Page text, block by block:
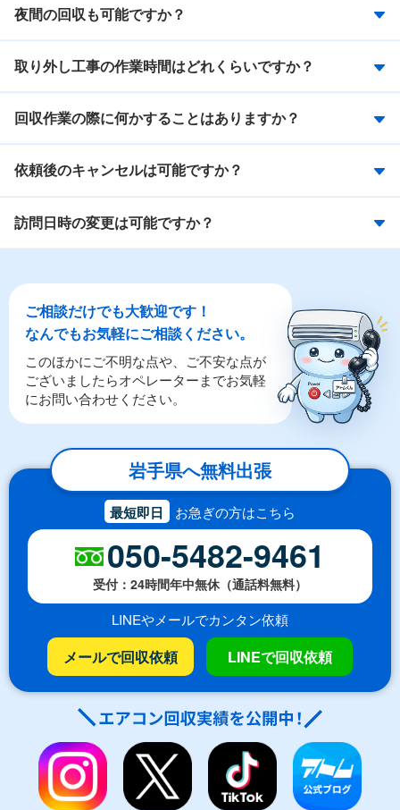
夜間の回収も可能ですか？
取り外し工事の作業時間はどれくらいですか？
回収作業の際に何かすることはありますか？
依頼後のキャンセルは可能ですか？
訪問日時の変更は可能ですか？
ご相談だけでも大歓迎です！
なんでもお気軽にご相談ください。
このほかにご不明な点や、ご不安な点が
ございましたらオペレーターまでお気軽
にお問い合わせください。
岩手県へ無料出張
最短即日 お急ぎの方はこちら
050-5482-9461
受付：24時間年中無休（通話料無料）
LINEやメールでカンタン依頼
メールで回収依頼 LINEで回収依頼